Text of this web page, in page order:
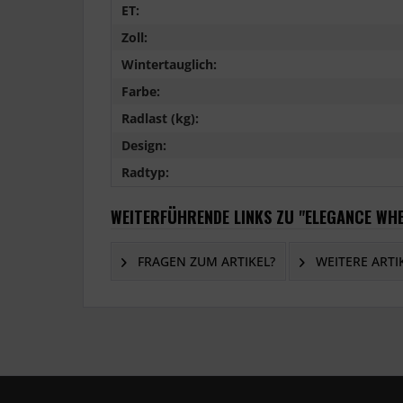
ET:
Zoll:
Wintertauglich:
Farbe:
Radlast (kg):
Design:
Radtyp:
WEITERFÜHRENDE LINKS ZU "ELEGANCE
FRAGEN ZUM ARTIKEL? WEITERE